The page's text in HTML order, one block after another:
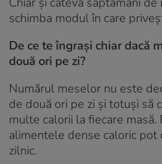
schimba modul în care
De ce te îngrași chiar dacă
două ori pe zi?
Numărul meselor nu este
de două ori pe zi și totuși să
multe calorii la fiecare masă.
alimentele dense caloric pot
zilnic.